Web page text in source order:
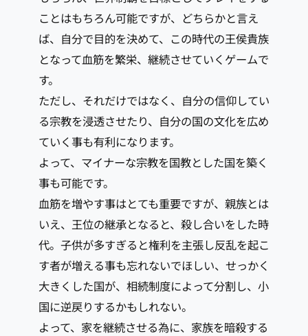
ことはもちろん可能ですが、どちらかと言え
ば、自分で目的を決めて、この時代の王侯貴族
となって血筋を繁栄、継続させていくゲームで
す。
ただし、それだけではなく、自分の信仰してい
る宗教を浸透させたり、自分の国の文化を広め
ていく事も有利になります。
よって、マイナーな宗教を国教とした国を築く
事も可能です。
血筋を増やす事はとても重要ですが、親族とは
いえ、王位の継承となると、殺し合いをした時
代。子供が多すぎると権利を主張し反乱を起こ
す者が増える事も忘れないでほしい、せっかく
大きくした国が、相続制度によって分割し、小
国に逆戻りするかもしれない。
よって、家を継続させる為に、家族を暗殺する